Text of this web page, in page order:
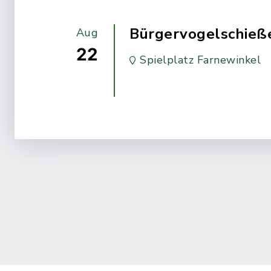
Aug
22 Spielplatz Farnewinkel